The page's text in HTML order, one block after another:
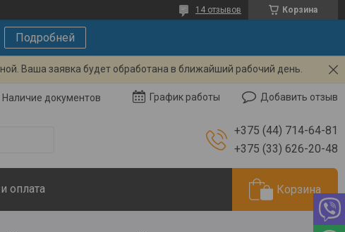
Корзина
14 отзывов
Подробней
Ваша заявка будет обработана в ближайший рабочий день.
Наличие документов График работы Добавить отзыв
+375 (44) 714-64-81
+375 (33) 626-20-48
оплата Корзина